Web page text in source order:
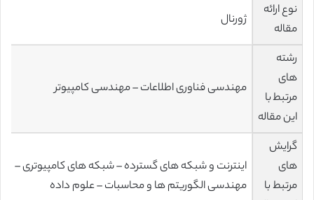
نوع ارائه
مقاله
ژورنال
رشته
های
مرتبط با
این مقاله
مهندسی فناوری اطلاعات – مهندسی کامپیوتر
گرایش
های
مرتبط با
اینترنت و شبکه های گسترده – شبکه های کامپیوتری –
مهندسی الگوریتم ها و محاسبات – علوم داده